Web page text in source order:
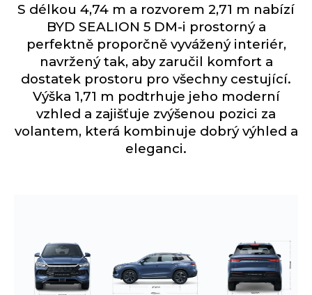
S délkou 4,74 m a rozvorem 2,71 m nabízí
BYD SEALION 5 DM-i prostorný a
perfektně proporčně vyvážený interiér,
navržený tak, aby zaručil komfort a
dostatek prostoru pro všechny cestující.
Výška 1,71 m podtrhuje jeho moderní
vzhled a zajišťuje zvýšenou pozici za
volantem, která kombinuje dobrý výhled a
eleganci.